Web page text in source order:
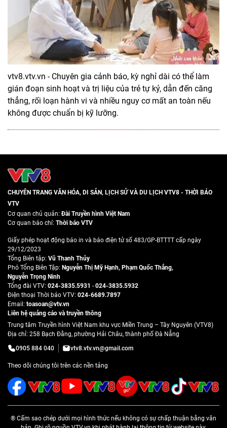
vtv8.vtv.vn - Chuyên gia cảnh báo, kỳ nghỉ dài có thể làm
gián đoạn sinh hoạt và trị liệu của trẻ tự kỷ, dẫn đến căng
thẳng, rối loạn hành vi và nhiều nguy cơ mất an toàn nếu
không được chuẩn bị kỹ lưỡng.
CHUYÊN TRANG VĂN HÓA, DI SẢN, LỊCH SỬ VÀ DU LỊCH VTV8 - THỜI BÁO
VTV
Cơ quan chủ quản:Đài Truyền hình Việt Nam
Cơ quan báo chí: Thời báo VTV
Giấy phép hoạt động báo in và báo điện tử số 483/GP-BTTTT cấp ngày
29/12/2023
Tổng Biên tập: Vũ Thanh Thủy
Phó Tổng Biên Tập: Nguyễn Thị Mỹ Hạnh, Phạm Quốc Thắng,
Nguyễn Trọng Ninh
Tổng đài VTV: 024-3835.5931 - 024-3835.5932
Ðiện thoại Thời báo VTV: 024-6689.7897
Email: toasoan@vtv.vn
Liên hệ quảng cáo và truyền thông
Trung tâm Truyền hình Việt Nam khu vực Miền Trung – Tây Nguyên (VTV8)
Địa chỉ: 258 Bạch Đằng, phường Hải Châu, thành phố Đà Nẵng
0905 884 040
vtv8.vtv.vn@gmail.com
Theo dõi chúng tôi trên các nền tảng
® Cấm sao chép dưới mọi hình thức nếu không có sự chấp thuận bằng văn